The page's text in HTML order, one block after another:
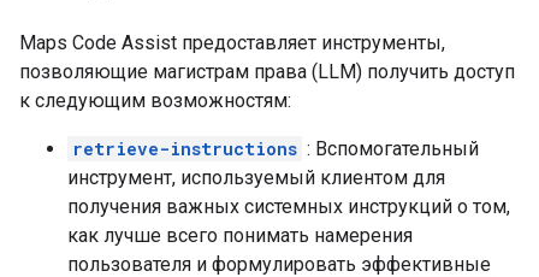
Maps Code Assist предоставляет инструменты,
позволяющие магистрам права (LLM) получить доступ
к следующим возможностям:
retrieve-instructions : Вспомогательный
инструмент, используемый клиентом для
получения важных системных инструкций о том,
как лучше всего понимать намерения
пользователя и формулировать эффективные